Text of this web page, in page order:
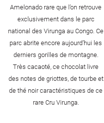
Amelonado rare que l’on retrouve
exclusivement dans le parc
national des Virunga au Congo. Ce
parc abrite encore aujourd’hui les
derniers gorilles de montagne.
Très cacaoté, ce chocolat livre
des notes de griottes, de tourbe et
de thé noir caractéristiques de ce
rare Cru Virunga.